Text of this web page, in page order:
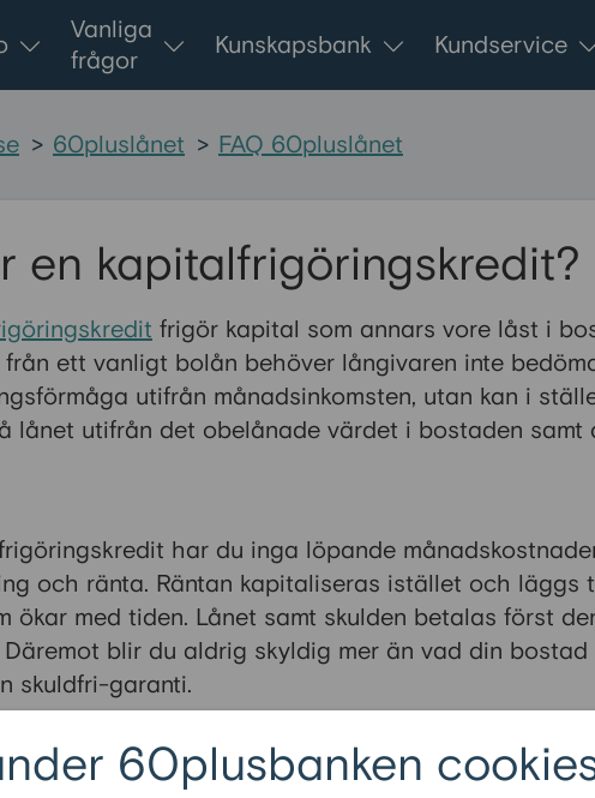
60plusbanken
Vanliga
frågor
Kunskapsbank Kundservice
> 60pluslånet > FAQ 60pluslånet
en kapitalfrigöringskredit?
frigör kapital som annars vore låst i
ett vanligt bolån behöver långivaren inte
utifrån månadsinkomsten, utan kan i
lånet utifrån det obelånade värdet i bostaden samt
har du inga löpande
och ränta. Räntan kapitaliseras istället och läggs
ökar med tiden. Lånet samt skulden betalas först
Däremot blir du aldrig skyldig mer än vad din
skuldfri-garanti.